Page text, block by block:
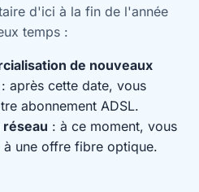
d'ici à la fin de l'année
temps :
de nouveaux
: après cette date, vous
abonnement ADSL.
: à ce moment, vous
une offre fibre optique.